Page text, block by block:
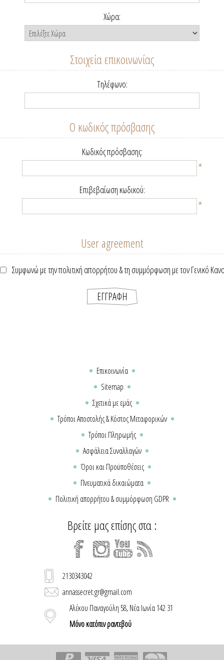
Χώρα:
Στοιχεία επικοινωνίας
Τηλέφωνο:
Ο κωδικός πρόσβασης
Κωδικός πρόσβασης:
*
Επιβεβαίωση κωδικού:
*
User agreement
Συμφωνώ με την πολιτική απορρήτου & τη συμμόρφωση με τον Γενικό
Επικοινωνία
Sitemap
Σχετικά με εμάς
Τρόποι Αποστολής & Κόστος Μεταφορικών
Τρόποι Πληρωμής
Ασφάλεια Συναλλαγών
Όροι και Προϋποθέσεις
Πνευματικά δικαιώματα
Πολιτική απορρήτου & συμμόρφωση GDPR
Βρείτε μας επίσης στα :
2130343042
annassecret.gr@gmail.com
Αλέκου Παναγούλη 58, Νέα Ιωνία 142 31
Μόνο κατόπιν ραντεβού